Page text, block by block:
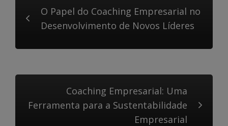
O Papel do Coaching Empresarial no
Desenvolvimento de Novos Líderes
Coaching Empresarial: Uma
Ferramenta para a Sustentabilidade
Empresarial